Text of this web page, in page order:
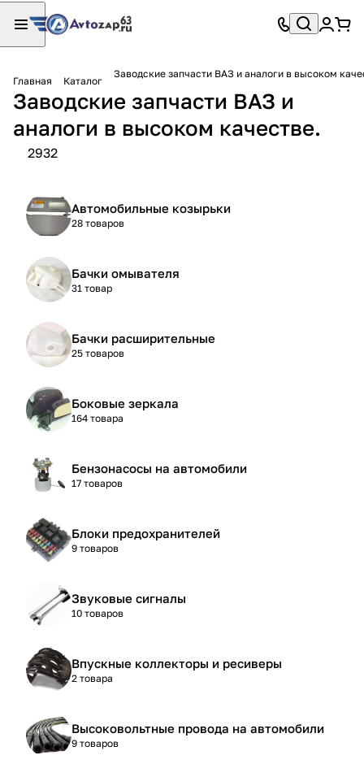
Главная Каталог
Заводские запчасти ВАЗ и аналоги в высоком
Заводские запчасти ВАЗ и
аналоги в высоком качестве.
2932
Автомобильные козырьки
28 товаров
Бачки омывателя
31 товар
Бачки расширительные
25 товаров
Боковые зеркала
164 товара
Бензонасосы на автомобили
17 товаров
Блоки предохранителей
9 товаров
Звуковые сигналы
10 товаров
Впускные коллекторы и ресиверы
2 товара
Высоковольтные провода на автомобили
9 товаров